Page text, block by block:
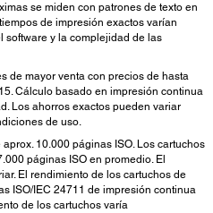
se miden con patrones de texto en
de impresión exactos varían
software y la complejidad de las
de mayor venta con precios de hasta
Cálculo basado en impresión continua
Los ahorros exactos pueden variar
de uso.
10.000 páginas ISO. Los cartuchos
páginas ISO en promedio. El
El rendimiento de los cartuchos de
ISO/IEC 24711 de impresión continua
de los cartuchos varía